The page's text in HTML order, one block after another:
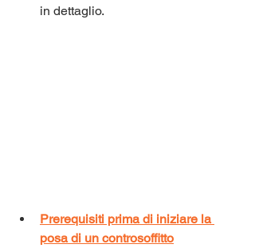
in dettaglio.
Prerequisiti prima di iniziare la
posa di un controsoffitto